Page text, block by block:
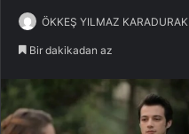
ÖKKEŞ YILMAZ KARADURAK
Bir dakikadan az